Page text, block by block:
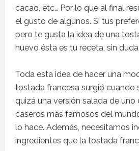
cacao, etc… Por lo que al final
el gusto de algunos. Si tus
pero te gusta la idea de una
huevo ésta es tu receta, sin
Toda esta idea de hacer una
tostada francesa surgió cuando
quizá una versión salada de uno
caseros más famosos del
lo hace. Además, necesitamos
ingredientes que la tostada